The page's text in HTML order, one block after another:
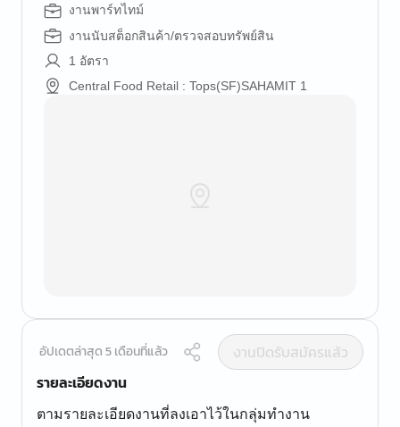
งานพาร์ทไทม์
งานนับสต็อกสินค้า/ตรวจสอบทรัพย์สิน
1 อัตรา
Central Food Retail : Tops(SF)SAHAMIT 1
อัปเดตล่าสุด 5 เดือนที่แล้ว
งานปิดรับสมัครแล้ว
รายละเอียดงาน
ตามรายละเอียดงานที่ลงเอาไว้ในกลุ่มทำงาน